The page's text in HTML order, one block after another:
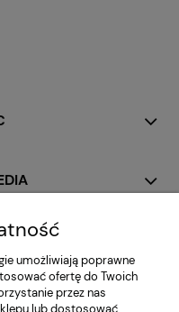
umożliwiają poprawne
ofertę do Twoich
przez nas
lub dostosować